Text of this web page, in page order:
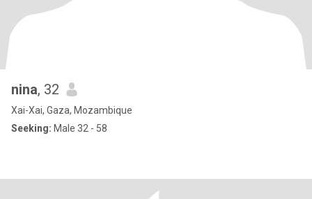
nina, 32
Xai-Xai, Gaza, Mozambique
Seeking: Male 32 - 58